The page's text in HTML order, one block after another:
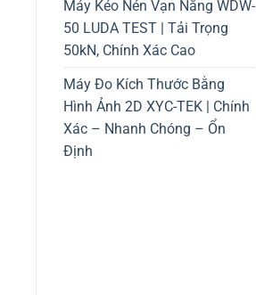
Máy Kéo Nén Vạn Năng WDW-
50 LUDA TEST | Tải Trọng
50kN, Chính Xác Cao
Máy Đo Kích Thước Bằng
Hình Ảnh 2D XYC-TEK | Chính
Xác – Nhanh Chóng – Ổn
Định